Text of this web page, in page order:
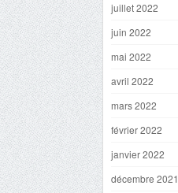
juillet 2022
juin 2022
mai 2022
avril 2022
mars 2022
février 2022
janvier 2022
décembre 2021